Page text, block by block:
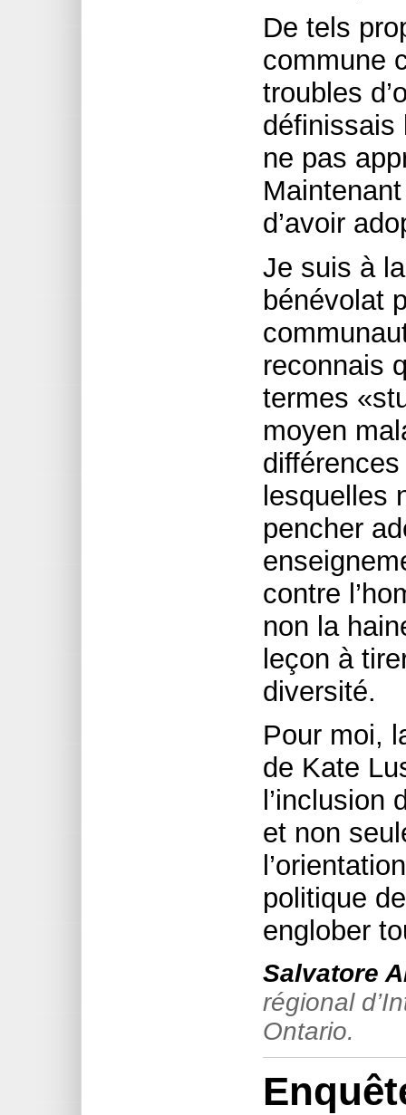
De tels
commune
troubles
définissais
ne pas
d’avoir
Je suis à
bénévolat
reconnais
termes
moyen
lesquelles
pencher
contre
non la
leçon à
diversité.
Pour moi,
de Kate
et non
politique
englober
Salvatore
régional
Ontario.